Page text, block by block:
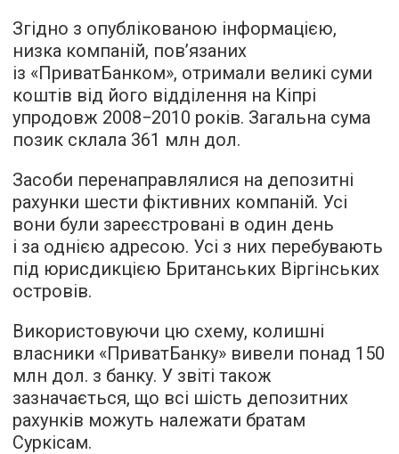
Згідно з опублікованою інформацією,
низка компаній, пов’язаних
із «ПриватБанком», отримали великі суми
коштів від його відділення на Кіпрі
упродовж 2008−2010 років. Загальна сума
позик склала 361 млн дол.
Засоби перенаправлялися на депозитні
рахунки шести фіктивних компаній. Усі
вони були зареєстровані в один день
і за однією адресою. Усі з них перебувають
під юрисдикцією Британських Віргінських
островів.
Використовуючи цю схему, колишні
власники «ПриватБанку» вивели понад 150
млн дол. з банку. У звіті також
зазначається, що всі шість депозитних
рахунків можуть належати братам
Суркісам.